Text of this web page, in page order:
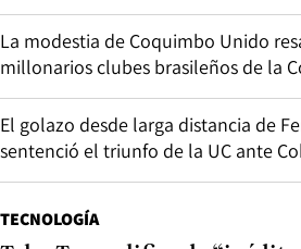
La modestia de Coquimbo Unido
millonarios clubes brasileños de la
El golazo desde larga distancia de
sentenció el triunfo de la UC ante
TECNOLOGÍA